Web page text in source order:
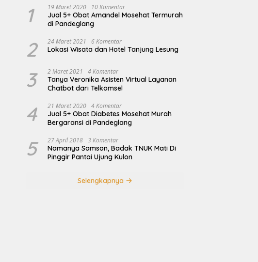
1 19 Maret 2020 10 Komentar
Jual 5+ Obat Amandel Mosehat Termurah
di Pandeglang
2 24 Maret 2021 6 Komentar
Lokasi Wisata dan Hotel Tanjung Lesung
3 2 Maret 2021 4 Komentar
Tanya Veronika Asisten Virtual Layanan
Chatbot dari Telkomsel
4 21 Maret 2020 4 Komentar
Jual 5+ Obat Diabetes Mosehat Murah
Bergaransi di Pandeglang
5 27 April 2018 3 Komentar
Namanya Samson, Badak TNUK Mati Di
Pinggir Pantai Ujung Kulon
Selengkapnya